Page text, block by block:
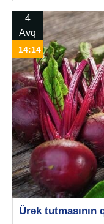
4
Avq
14:14
Ürək tutmasının